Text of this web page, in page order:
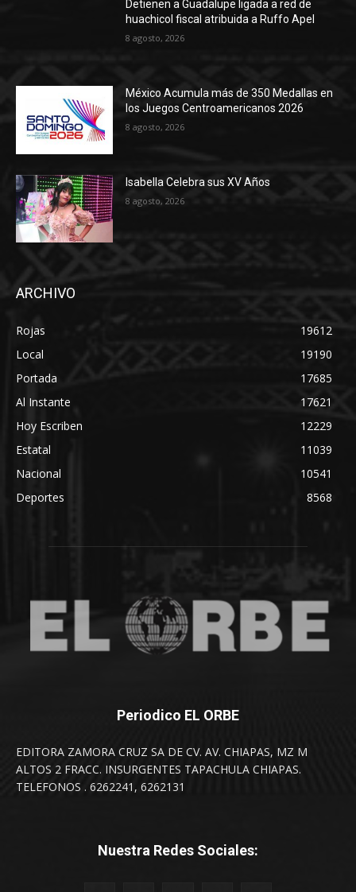
Detienen a Guadalupe ligada a red de
huachicol fiscal atribuida a Ruffo Apel
8 agosto, 2026
México Acumula más de 350 Medallas en
los Juegos Centroamericanos 2026
8 agosto, 2026
Isabella Celebra sus XV Años
8 agosto, 2026
ARCHIVO
Rojas
19612
Local
19190
Portada
17685
Al Instante
17621
Hoy Escriben
12229
Estatal
11039
Nacional
10541
Deportes
8568
Periodico EL ORBE
EDITORA ZAMORA CRUZ SA DE CV. AV. CHIAPAS, MZ M
ALTOS 2 FRACC. INSURGENTES TAPACHULA CHIAPAS.
TELEFONOS . 6262241, 6262131
Nuestra Redes Sociales: